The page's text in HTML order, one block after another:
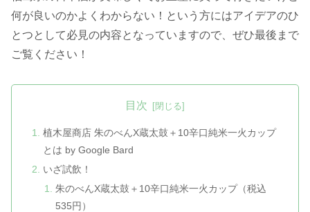
何が良いのかよくわからない！という方にはアイデアのひ
とつとして必見の内容となっていますので、ぜひ最後まで
ご覧ください！
目次
植木屋商店 朱のべんX蔵太鼓＋10辛口純米一火カップ
とは by Google Bard
いざ試飲！
朱のべんX蔵太鼓＋10辛口純米一火カップ（税込
535円）